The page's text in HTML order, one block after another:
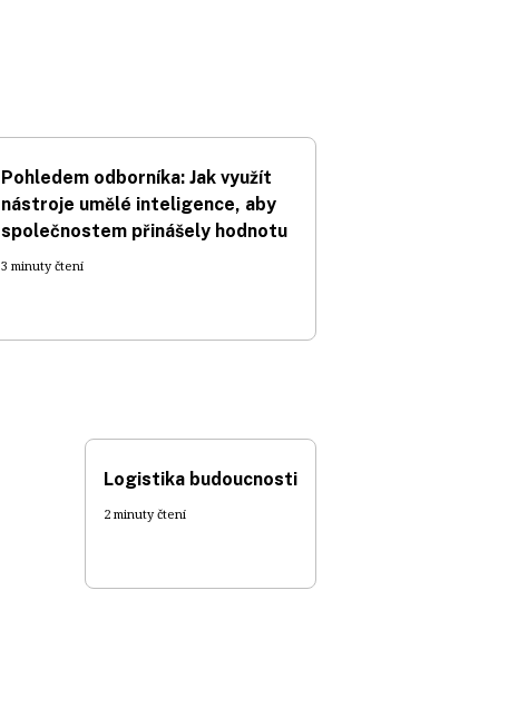
Pohledem odborníka: Jak využít
nástroje umělé inteligence, aby
společnostem přinášely hodnotu
3 minuty čtení
Logistika budoucnosti
2 minuty čtení